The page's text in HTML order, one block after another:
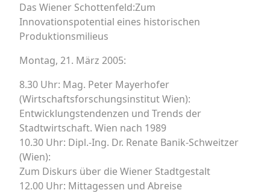
Das Wiener Schottenfeld:Zum
Innovationspotential eines historischen
Produktionsmilieus
Montag, 21. März 2005:
8.30 Uhr: Mag. Peter Mayerhofer
(Wirtschaftsforschungsinstitut Wien):
Entwicklungstendenzen und Trends der
Stadtwirtschaft. Wien nach 1989
10.30 Uhr: Dipl.-Ing. Dr. Renate Banik-Schweitzer
(Wien):
Zum Diskurs über die Wiener Stadtgestalt
12.00 Uhr: Mittagessen und Abreise